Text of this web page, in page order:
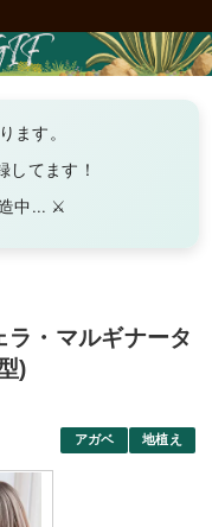
ます。
してます！
中... ⚔️
ラ・マルギナータ
)
アガベ 地植え